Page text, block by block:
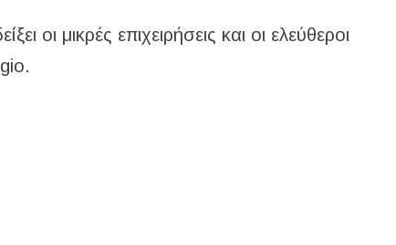
οι μικρές επιχειρήσεις και οι ελεύθεροι